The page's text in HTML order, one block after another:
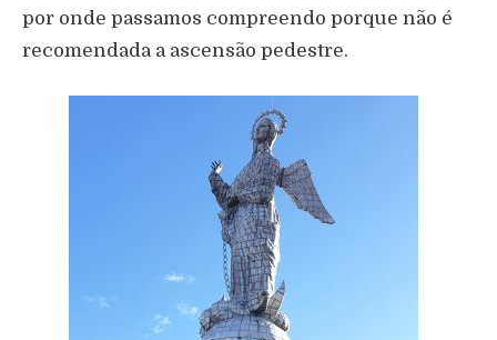
por onde passamos compreendo porque não é
recomendada a ascensão pedestre.